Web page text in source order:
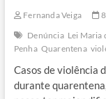
Fernanda Veiga
Denúncia Lei Maria
Penha Quarentena
Casos de violência
durante